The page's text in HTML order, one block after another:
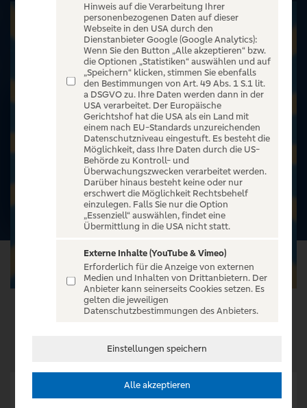
19
Hinweis auf die Verarbeitung Ihrer
personenbezogenen Daten auf dieser
Webseite in den USA durch den
Dienstanbieter Google (Google Analytics):
Wenn Sie den Button „Alle akzeptieren“ bzw.
die Optionen „Statistiken“ auswählen und auf
„Speichern“ klicken, stimmen Sie ebenfalls
den Bestimmungen von Art. 49 Abs. 1 S.1 lit.
a DSGVO zu. Ihre Daten werden dann in der
USA verarbeitet. Der Europäische
Gerichtshof hat die USA als ein Land mit
einem nach EU-Standards unzureichenden
Datenschutzniveau eingestuft. Es besteht die
Möglichkeit, dass Ihre Daten durch die US-
Behörde zu Kontroll- und
Überwachungszwecken verarbeitet werden.
Darüber hinaus besteht keine oder nur
erschwert die Möglichkeit Rechtsbehelf
einzulegen. Falls Sie nur die Option
„Essenziell“ auswählen, findet eine
Übermittlung in die USA nicht statt.
Externe Inhalte (YouTube & Vimeo)
Erforderlich für die Anzeige von externen
Medien und Inhalten von Drittanbietern. Der
Anbieter kann seinerseits Cookies setzen. Es
gelten die jeweiligen
Datenschutzbestimmungen des Anbieters.
Einstellungen speichern
Alle akzeptieren